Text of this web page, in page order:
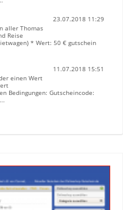
23.07.2018 11:29
aller Thomas
Reise
* Wert: 50 € gutschein
11.07.2018 15:51
einen Wert
Bedingungen: Gutscheincode: